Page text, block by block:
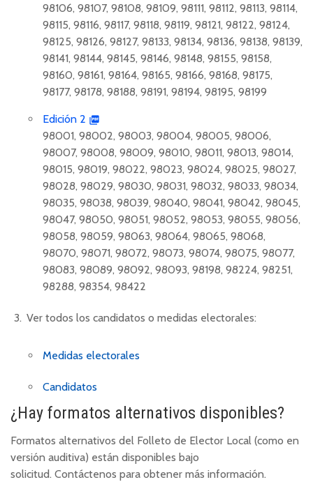
98106, 98107, 98108, 98109, 98111, 98112, 98113, 98114,
98115, 98116, 98117, 98118, 98119, 98121, 98122, 98124,
98125, 98126, 98127, 98133, 98134, 98136, 98138, 98139,
98141, 98144, 98145, 98146, 98148, 98155, 98158,
98160, 98161, 98164, 98165, 98166, 98168, 98175,
98177, 98178, 98188, 98191, 98194, 98195, 98199
Edición 2
98001, 98002, 98003, 98004, 98005, 98006,
98007, 98008, 98009, 98010, 98011, 98013, 98014,
98015, 98019, 98022, 98023, 98024, 98025, 98027,
98028, 98029, 98030, 98031, 98032, 98033, 98034,
98035, 98038, 98039, 98040, 98041, 98042, 98045,
98047, 98050, 98051, 98052, 98053, 98055, 98056,
98058, 98059, 98063, 98064, 98065, 98068,
98070, 98071, 98072, 98073, 98074, 98075, 98077,
98083, 98089, 98092, 98093, 98198, 98224, 98251,
98288, 98354, 98422
Ver todos los candidatos o medidas electorales:
Medidas electorales
Candidatos
¿Hay formatos alternativos disponibles?
Formatos alternativos del Folleto de Elector Local (como en
versión auditiva) están disponibles bajo
solicitud. Contáctenos para obtener más información.